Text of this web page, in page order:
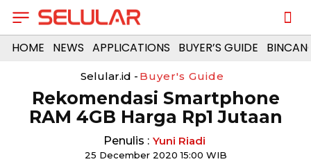
HOME NEWS APPLICATIONS BUYER’S GUIDE
Selular.id - Buyer's Guide
Rekomendasi Smartphone
RAM 4GB Harga Rp1 Jutaan
Penulis : Yuni Riadi
25 December 2020 15:00 WIB